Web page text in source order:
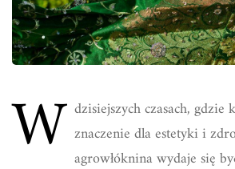
W dzisiejszych czasach, gdzie
znaczenie dla estetyki i
agrowłóknina wydaje się